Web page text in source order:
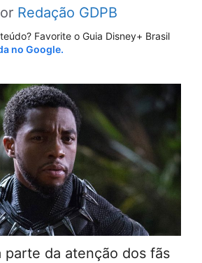
Redação GDPB
Favorite o Guia Disney+ Brasil
no Google.
parte da atenção dos fãs